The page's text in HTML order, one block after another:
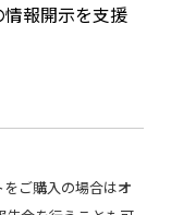
報開示を支援
ご購入の場合はオ